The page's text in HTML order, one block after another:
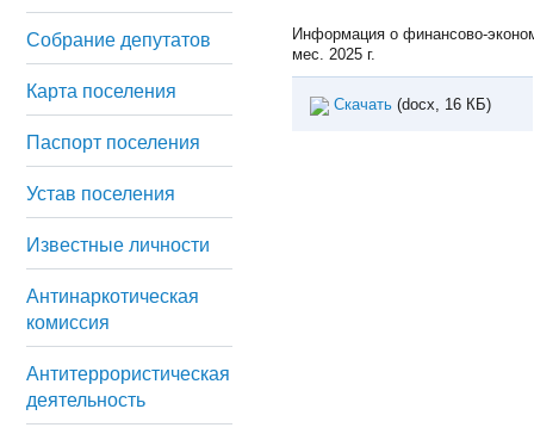
Собрание депутатов
Карта поселения
Паспорт поселения
Устав поселения
Известные личности
Антинаркотическая
комиссия
Антитеррористическая
деятельность
Информация о финансово-
мес. 2025 г.
Скачать (docx, 16 КБ)